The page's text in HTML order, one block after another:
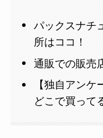
パックスナチ
所はココ！
通販での販売
【独自アン
どこで買って